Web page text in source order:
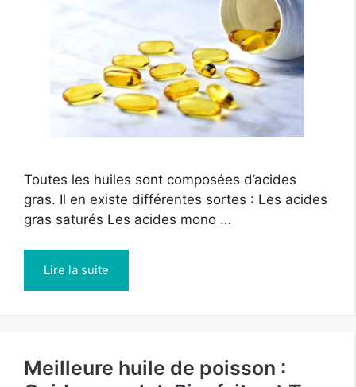
Toutes les huiles sont composées d’acides
gras. Il en existe différentes sortes : Les acides
gras saturés Les acides mono …
Lire la suite
Meilleure huile de poisson :